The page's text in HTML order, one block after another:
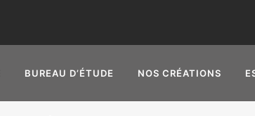
BUREAU D’ÉTUDE NOS CRÉATIONS